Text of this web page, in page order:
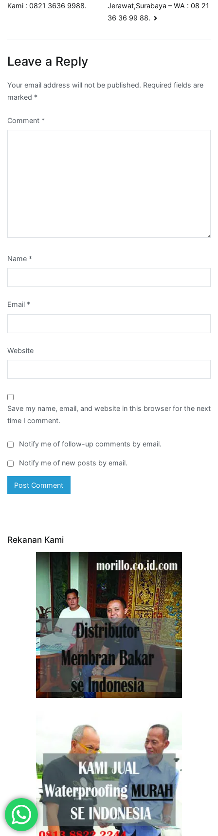
Kami : 0821 3636 9988.
Jerawat,Surabaya – WA : 08 21
36 36 99 88.
Leave a Reply
Your email address will not be published. Required fields are
marked *
Comment *
Name *
Email *
Website
Save my name, email, and website in this browser for the next
time I comment.
Notify me of follow-up comments by email.
Notify me of new posts by email.
Rekanan Kami